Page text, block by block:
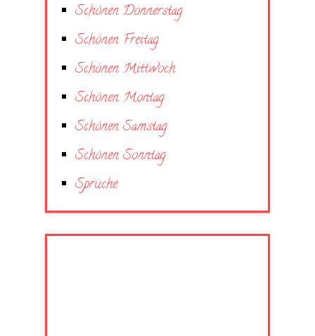
Schönen Donnerstag
Schönen Freitag
Schönen Mittwoch
Schönen Montag
Schönen Samstag
Schönen Sonntag
Sprüche